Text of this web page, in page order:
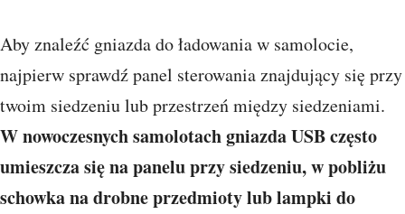
Aby znaleźć gniazda do ładowania w samolocie,
najpierw sprawdź panel sterowania znajdujący się przy
twoim siedzeniu lub przestrzeń między siedzeniami.
W nowoczesnych samolotach gniazda USB często
umieszcza się na panelu przy siedzeniu, w pobliżu
schowka na drobne przedmioty lub lampki do